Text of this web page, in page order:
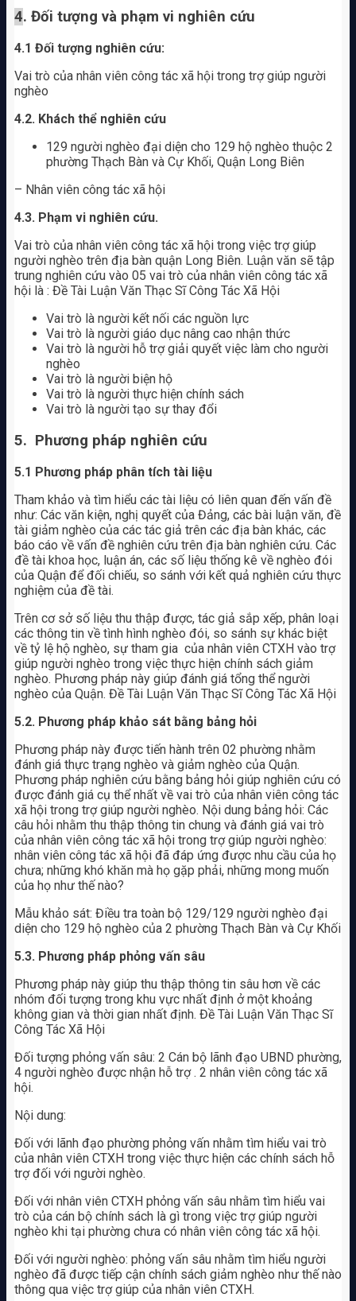
4. Đối tượng và phạm vi nghiên cứu
4.1 Đối tượng nghiên cứu:
Vai trò của nhân viên công tác xã hội trong trợ giúp người
nghèo
4.2. Khách thể nghiên cứu
129 người nghèo đại diện cho 129 hộ nghèo thuộc 2
phường Thạch Bàn và Cự Khối, Quận Long Biên
– Nhân viên công tác xã hội
4.3. Phạm vi nghiên cứu.
Vai trò của nhân viên công tác xã hội trong việc trợ giúp
người nghèo trên địa bàn quận Long Biên. Luận văn sẽ tập
trung nghiên cứu vào 05 vai trò của nhân viên công tác xã
hội là : Đề Tài Luận Văn Thạc Sĩ Công Tác Xã Hội
Vai trò là người kết nối các nguồn lực
Vai trò là người giáo dục nâng cao nhận thức
Vai trò là người hỗ trợ giải quyết việc làm cho người
nghèo
Vai trò là người biện hộ
Vai trò là người thực hiện chính sách
Vai trò là người tạo sự thay đổi
5. Phương pháp nghiên cứu
5.1 Phương pháp phân tích tài liệu
Tham khảo và tìm hiểu các tài liệu có liên quan đến vấn đề
như: Các văn kiện, nghị quyết của Đảng, các bài luận văn, đề
tài giảm nghèo của các tác giả trên các địa bàn khác, các
báo cáo về vấn đề nghiên cứu trên địa bàn nghiên cứu. Các
đề tài khoa học, luận án, các số liệu thống kê về nghèo đói
của Quận để đối chiếu, so sánh với kết quả nghiên cứu thực
nghiệm của đề tài.
Trên cơ sở số liệu thu thập được, tác giả sắp xếp, phân loại
các thông tin về tình hình nghèo đói, so sánh sự khác biệt
về tỷ lệ hộ nghèo, sự tham gia của nhân viên CTXH vào trợ
giúp người nghèo trong việc thực hiện chính sách giảm
nghèo. Phương pháp này giúp đánh giá tổng thể người
nghèo của Quận. Đề Tài Luận Văn Thạc Sĩ Công Tác Xã Hội
5.2. Phương pháp khảo sát bằng bảng hỏi
Phương pháp này được tiến hành trên 02 phường nhằm
đánh giá thực trạng nghèo và giảm nghèo của Quận.
Phương pháp nghiên cứu bằng bảng hỏi giúp nghiên cứu có
được đánh giá cụ thể nhất về vai trò của nhân viên công tác
xã hội trong trợ giúp người nghèo. Nội dung bảng hỏi: Các
câu hỏi nhằm thu thập thông tin chung và đánh giá vai trò
của nhân viên công tác xã hội trong trợ giúp người nghèo:
nhân viên công tác xã hội đã đáp ứng được nhu cầu của họ
chưa; những khó khăn mà họ gặp phải, những mong muốn
của họ như thế nào?
Mẫu khảo sát: Điều tra toàn bộ 129/129 người nghèo đại
diện cho 129 hộ nghèo của 2 phường Thạch Bàn và Cự Khối
5.3. Phương pháp phỏng vấn sâu
Phương pháp này giúp thu thập thông tin sâu hơn về các
nhóm đối tượng trong khu vực nhất định ở một khoảng
không gian và thời gian nhất định. Đề Tài Luận Văn Thạc Sĩ
Công Tác Xã Hội
Đối tượng phỏng vấn sâu: 2 Cán bộ lãnh đạo UBND phường,
4 người nghèo được nhận hỗ trợ . 2 nhân viên công tác xã
hội.
Nội dung:
Đối với lãnh đạo phường phỏng vấn nhằm tìm hiểu vai trò
của nhân viên CTXH trong việc thực hiện các chính sách hỗ
trợ đối với người nghèo.
Đối với nhân viên CTXH phỏng vấn sâu nhằm tìm hiểu vai
trò của cán bộ chính sách là gì trong việc trợ giúp người
nghèo khi tại phường chưa có nhân viên công tác xã hội.
Đối với người nghèo: phỏng vấn sâu nhằm tìm hiểu người
nghèo đã được tiếp cận chính sách giảm nghèo như thế nào
thông qua việc trợ giúp của nhân viên CTXH.